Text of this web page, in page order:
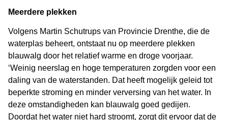
Meerdere plekken
Volgens Martin Schutrups van Provincie Drenthe, die de
waterplas beheert, ontstaat nu op meerdere plekken
blauwalg door het relatief warme en droge voorjaar.
‘Weinig neerslag en hoge temperaturen zorgden voor een
daling van de waterstanden. Dat heeft mogelijk geleid tot
beperkte stroming en minder verversing van het water. In
deze omstandigheden kan blauwalg goed gedijen.
Doordat het water niet hard stroomt, zorgt dit ervoor dat de